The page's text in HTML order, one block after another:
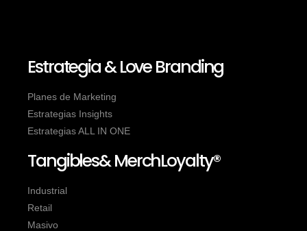
Estrategia & Love Branding
Planes de Marketing
Estrategias Insights
Estrategias ALL IN ONE
Tangibles& MerchLoyalty®
Industrial
Retail
Masivo